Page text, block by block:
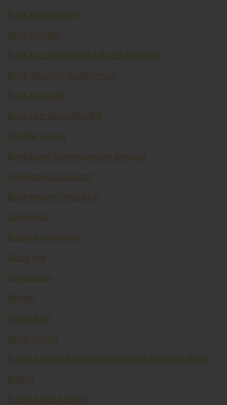
Bank hisobvarag’i
Bank kafolati
Bank nazorati bo'yicha Bazel qo'mitasi
Bank omonati shartnomasi
Bank resurslari
Bank tizimining likvidligi
Banklar guruhi
Banklararo korrespondent aloqalar
Banklararo pul bozori
Banknotlarni tekshirish
Bankomat
Bazaviy inflyasiya
Bazis risk
Birja bozori
Bitcoin
Blockchain
Bo’lib to’lash
Boshqa depozit tashkilotlari (tijorat banklari) sharhi
Broker
Bulutli hisob-kitoblar